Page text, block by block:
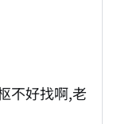
不好找啊,老